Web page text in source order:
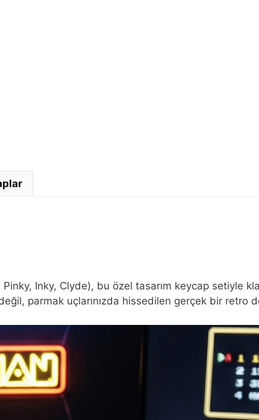
Inky, Clyde), bu özel tasarım keycap setiyle
parmak uçlarınızda hissedilen gerçek bir retro